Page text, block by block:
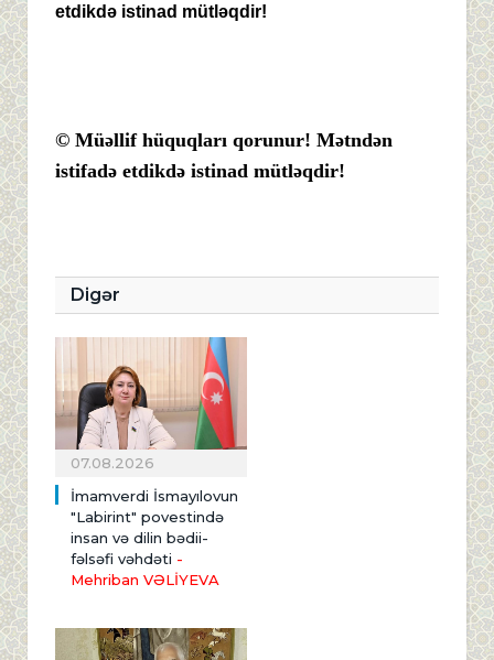
etdikdə istinad mütləqdir!
© Müəllif hüquqları qorunur! Mətndən
istifadə etdikdə istinad mütləqdir!
Digər
07.08.2026
İmamverdi İsmayılovun
"Labirint" povestində
insan və dilin bədii-
fəlsəfi vəhdəti -
Mehriban VƏLİYEVA